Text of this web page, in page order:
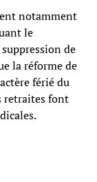
notamment
le
de
la réforme de
férié du
retraites font